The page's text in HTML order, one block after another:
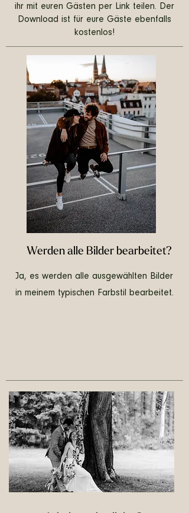
ihr mit euren Gästen per Link teilen. Der
Download ist für eure Gäste ebenfalls
kostenlos!
Werden alle Bilder bearbeitet?
Ja, es werden alle ausgewählten Bilder
in meinem typischen Farbstil bearbeitet.